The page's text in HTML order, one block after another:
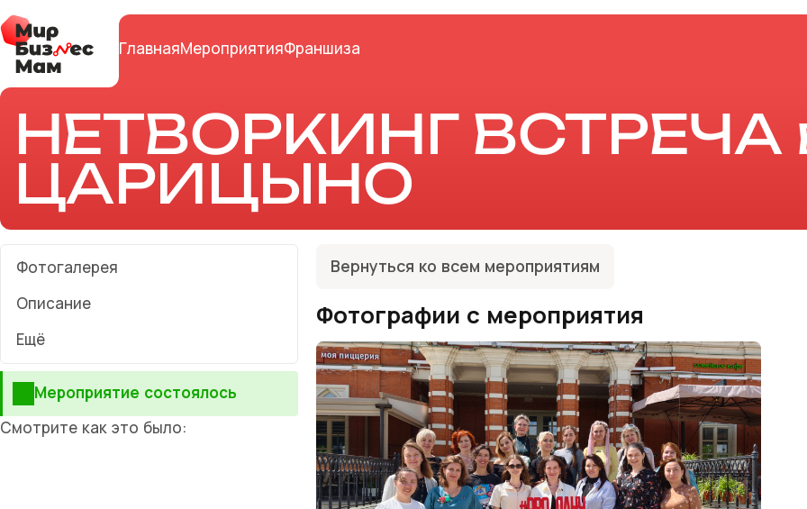
ГлавнаяМероприятияФраншиза
НЕТВОРКИНГ ВСТРЕЧА
ЦАРИЦЫНО
Фотогалерея
Описание
Ещё
Мероприятие состоялось
Смотрите как это было:
Вернуться ко всем мероприятиям
Фотографии с мероприятия